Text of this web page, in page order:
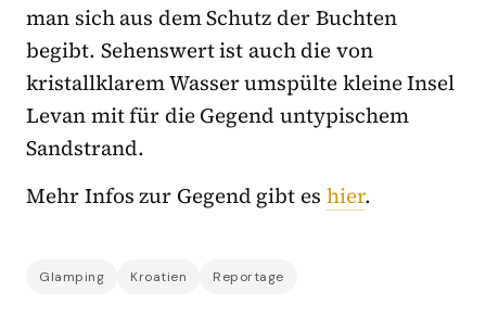
man sich aus dem Schutz der Buchten
begibt. Sehenswert ist auch die von
kristallklarem Wasser umspülte kleine Insel
Levan mit für die Gegend untypischem
Sandstrand.
Mehr Infos zur Gegend gibt es hier.
Glamping Kroatien Reportage